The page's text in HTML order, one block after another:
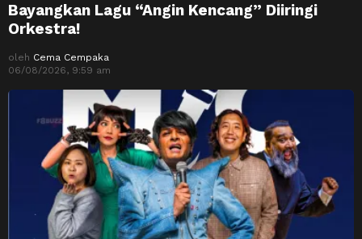
Bayangkan Lagu “Angin Kencang” Diiringi
Orkestra!
oleh Cema Cempaka
06/08/2026, 9:59 am